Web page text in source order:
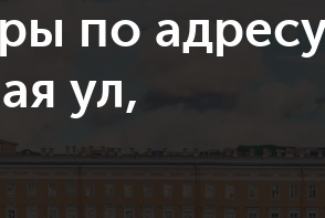
по
ул,